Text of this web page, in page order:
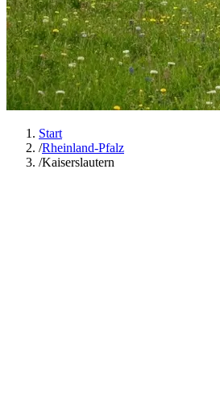
Start
/Rheinland-Pfalz
/Kaiserslautern